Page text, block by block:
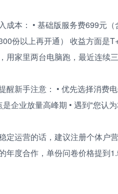
成本： • 基础版服务费699元
300份以上再开通） 收益方面
用家里两台电脑跑，最近连续
醒新手注意： • 优先选择消费
是企业放量高峰期 • 遇到"您认
定运营的话，建议注册个体户
年度合作，单份问卷价格提到